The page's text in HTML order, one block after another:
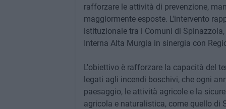
rafforzare le attività di prevenzione,
maggiormente esposte. L'intervento
istituzionale tra i Comuni di
Interna Alta Murgia in sinergia con
L'obiettivo è rafforzare la capacità del
legati agli incendi boschivi, che ogni
paesaggio, le attività agricole e la
agricola e naturalistica, come quello di